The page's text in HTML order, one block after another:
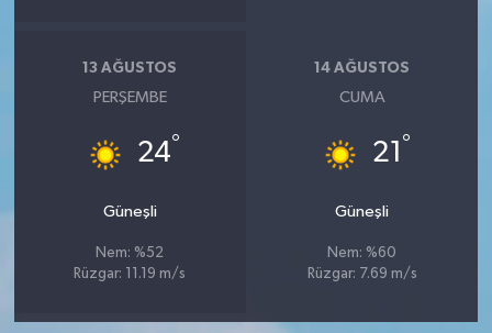
13 AĞUSTOS
PERŞEMBE
24°
Güneşli
Nem: %52
Rüzgar: 11.19 m/s
14 AĞUSTOS
CUMA
21 °
Güneşli
Nem: %60
Rüzgar: 7.69 m/s